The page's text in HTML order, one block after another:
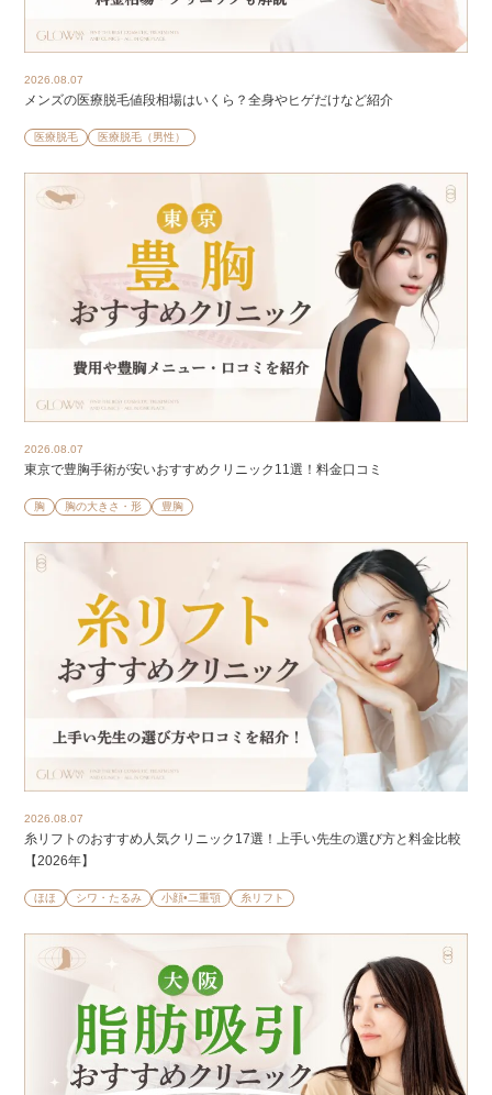
2026.08.07
メンズの医療脱毛値段相場はいくら？全身やヒゲだけなど紹介
医療脱毛 医療脱毛（男性）
2026.08.07
東京で豊胸手術が安いおすすめクリニック11選！料金口コミ
胸 胸の大きさ・形 豊胸
2026.08.07
糸リフトのおすすめ人気クリニック17選！上手い先生の選び方と料金比較
【2026年】
ほほ シワ・たるみ 小顔•二重顎 糸リフト